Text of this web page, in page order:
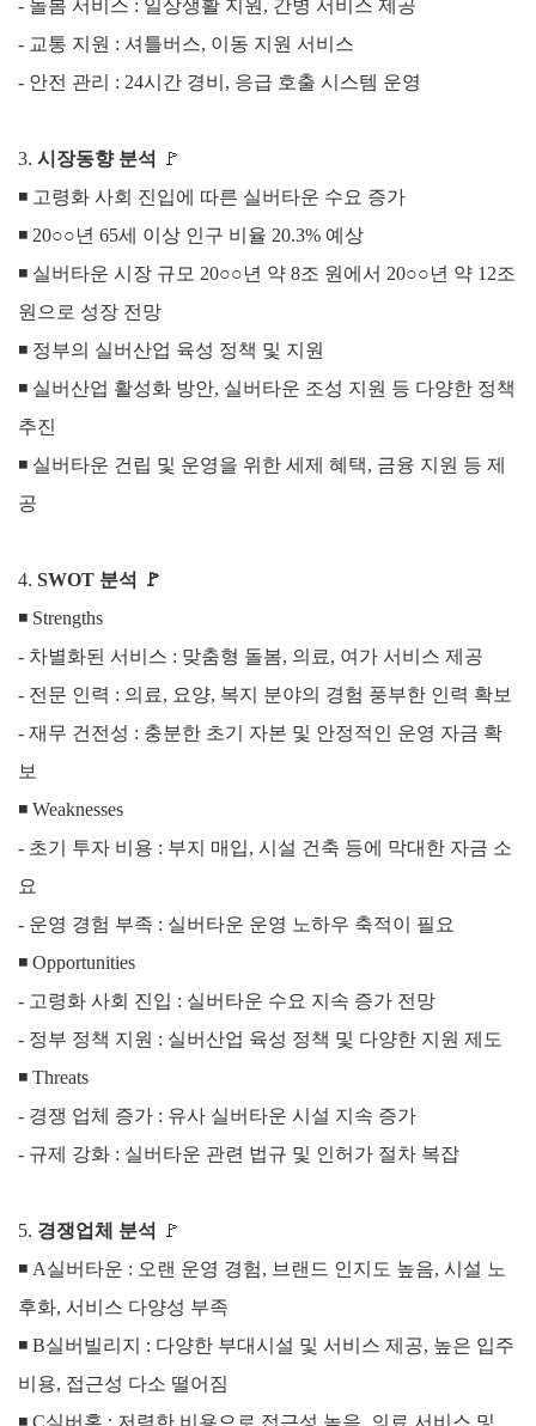
- 돌봄 서비스 : 일상생활 지원, 간병 서비스 제공
- 교통 지원 : 셔틀버스, 이동 지원 서비스
- 안전 관리 : 24시간 경비, 응급 호출 시스템 운영
3. 시장동향 분석
🚩
◾ 고령화 사회 진입에 따른 실버타운 수요 증가
◾ 20○○년 65세 이상 인구 비율 20.3% 예상
◾ 실버타운 시장 규모 20○○년 약 8조 원에서 20○○년 약 12조
원으로 성장 전망
◾ 정부의 실버산업 육성 정책 및 지원
◾ 실버산업 활성화 방안, 실버타운 조성 지원 등 다양한 정책
추진
◾ 실버타운 건립 및 운영을 위한 세제 혜택, 금융 지원 등 제
공
4. SWOT 분석
🚩
◾ Strengths
- 차별화된 서비스 : 맞춤형 돌봄, 의료, 여가 서비스 제공
- 전문 인력 : 의료, 요양, 복지 분야의 경험 풍부한 인력 확보
- 재무 건전성 : 충분한 초기 자본 및 안정적인 운영 자금 확
보
◾ Weaknesses
- 초기 투자 비용 : 부지 매입, 시설 건축 등에 막대한 자금 소
요
- 운영 경험 부족 : 실버타운 운영 노하우 축적이 필요
◾ Opportunities
- 고령화 사회 진입 : 실버타운 수요 지속 증가 전망
- 정부 정책 지원 : 실버산업 육성 정책 및 다양한 지원 제도
◾ Threats
- 경쟁 업체 증가 : 유사 실버타운 시설 지속 증가
- 규제 강화 : 실버타운 관련 법규 및 인허가 절차 복잡
5. 경쟁업체 분석
🚩
◾ A실버타운 : 오랜 운영 경험, 브랜드 인지도 높음, 시설 노
후화, 서비스 다양성 부족
◾ B실버빌리지 : 다양한 부대시설 및 서비스 제공, 높은 입주
비용, 접근성 다소 떨어짐
◾ C실버홈 : 저렴한 비용으로 접근성 높음, 의료 서비스 및